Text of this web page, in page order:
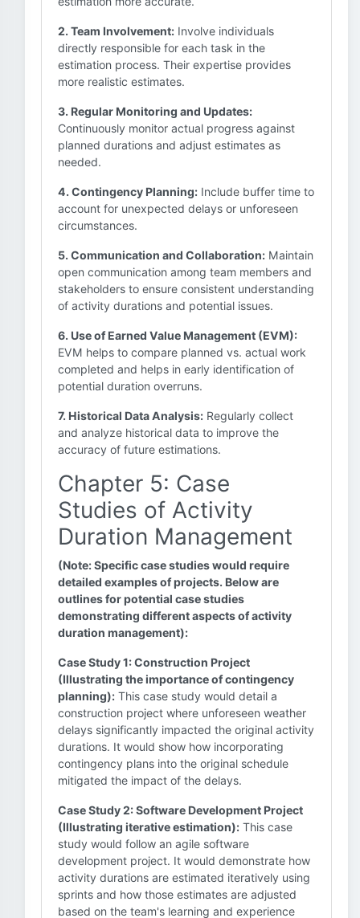
2. Team Involvement: Involve individuals
directly responsible for each task in the
estimation process. Their expertise provides
more realistic estimates.
3. Regular Monitoring and Updates:
Continuously monitor actual progress against
planned durations and adjust estimates as
needed.
4. Contingency Planning: Include buffer time to
account for unexpected delays or unforeseen
circumstances.
5. Communication and Collaboration: Maintain
open communication among team members and
stakeholders to ensure consistent understanding
of activity durations and potential issues.
6. Use of Earned Value Management (EVM):
EVM helps to compare planned vs. actual work
completed and helps in early identification of
potential duration overruns.
7. Historical Data Analysis: Regularly collect
and analyze historical data to improve the
accuracy of future estimations.
Chapter 5: Case
Studies of Activity
Duration Management
(Note: Specific case studies would require
detailed examples of projects. Below are
outlines for potential case studies
demonstrating different aspects of activity
duration management):
Case Study 1: Construction Project
(Illustrating the importance of contingency
planning): This case study would detail a
construction project where unforeseen weather
delays significantly impacted the original activity
durations. It would show how incorporating
contingency plans into the original schedule
mitigated the impact of the delays.
Case Study 2: Software Development Project
(Illustrating iterative estimation): This case
study would follow an agile software
development project. It would demonstrate how
activity durations are estimated iteratively using
sprints and how those estimates are adjusted
based on the team's learning and experience